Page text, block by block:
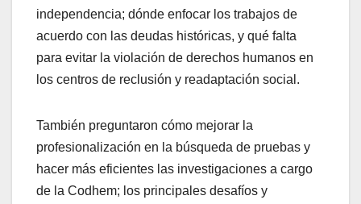
independencia; dónde enfocar los trabajos de
acuerdo con las deudas históricas, y qué falta
para evitar la violación de derechos humanos en
los centros de reclusión y readaptación social.
También preguntaron cómo mejorar la
profesionalización en la búsqueda de pruebas y
hacer más eficientes las investigaciones a cargo
de la Codhem; los principales desafíos y